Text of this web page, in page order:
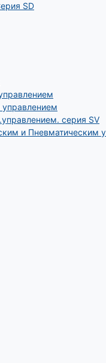
SD
управлением
серия SV
и Пневматическим